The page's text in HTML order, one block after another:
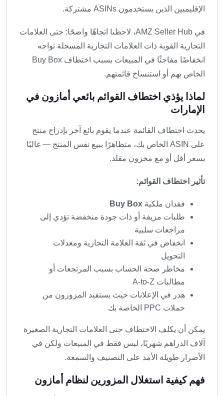
الإقليميين الذين يستخدمون ASINs مشتركة.
في AMZ Seller Hub، لاحظنا اتجاهًا واضحًا: حتى العلامات
التجارية القوية ذات العلامات التجارية المسجلة تواجه
انخفاضًا مفاجئًا في المبيعات بسبب اختطاف Buy Box
الخاص بهم أو استنساخ قائمتهم.
لماذا يؤذي اختطاف القوائم بائعي أمازون في
الإمارات
يحدث اختطاف القائمة عندما يقوم بائع آخر بإدراج منتج
على ASIN الخاص بك، متظاهرًا ببيع نفس المنتج — غالبًا
بسعر أقل أو مع مخزون مقلد.
تأثير اختطاف القوائم:
فقدان ملكية Buy Box
طلبات مزيفة أو ذات جودة منخفضة تؤدي إلى
مراجعات سلبية
انخفاض في ثقة العلامة التجارية ومعدلات
التحويل
مخاطر صحة الحساب بسبب المرتجعات أو
مطالبات A-to-Z
هدر في الإعلانات حيث يستفيد المزورون من
حملات PPC الخاصة بك
يمكن أن يكلف الاختطاف حتى العلامات التجارية الصغيرة
آلاف الدراهم شهريًا، ليس فقط في المبيعات ولكن في
الأضرار طويلة الأمد على التصنيف والسمعة.
فهم كيفية استغلال المزورين لنظام أمازون